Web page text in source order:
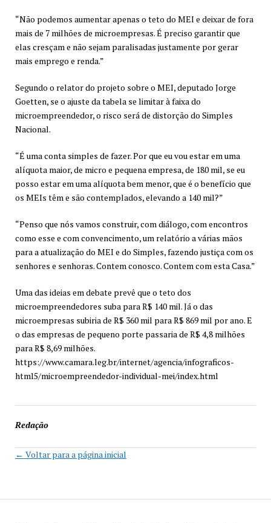
“Não podemos aumentar apenas o teto do MEI e deixar de fora
mais de 7 milhões de microempresas. É preciso garantir que
elas cresçam e não sejam paralisadas justamente por gerar
mais emprego e renda.”
Segundo o relator do projeto sobre o MEI, deputado Jorge
Goetten, se o ajuste da tabela se limitar à faixa do
microempreendedor, o risco será de distorção do Simples
Nacional.
“É uma conta simples de fazer. Por que eu vou estar em uma
alíquota maior, de micro e pequena empresa, de 180 mil, se eu
posso estar em uma alíquota bem menor, que é o benefício que
os MEIs têm e são contemplados, elevando a 140 mil?”
“Penso que nós vamos construir, com diálogo, com encontros
como esse e com convencimento, um relatório a várias mãos
para a atualização do MEI e do Simples, fazendo justiça com os
senhores e senhoras. Contem conosco. Contem com esta Casa.”
Uma das ideias em debate prevê que o teto dos
microempreendedores suba para R$ 140 mil. Já o das
microempresas subiria de R$ 360 mil para R$ 869 mil por ano. E
o das empresas de pequeno porte passaria de R$ 4,8 milhões
para R$ 8,69 milhões.
https://www.camara.leg.br/internet/agencia/infograficos-
html5/microempreendedor-individual-mei/index.html
Redação
← Voltar para a página inicial